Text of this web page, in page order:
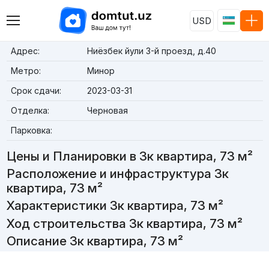
USD
Адрес:
Ниёзбек йули 3-й проезд, д.40
Метро:
Минор
Срок сдачи:
2023-03-31
Отделка:
Черновая
Парковка:
Цены и Планировки в 3к квартира, 73 м²
Расположение и инфраструктура 3к
квартира, 73 м²
Характеристики 3к квартира, 73 м²
Ход строительства 3к квартира, 73 м²
Описание 3к квартира, 73 м²